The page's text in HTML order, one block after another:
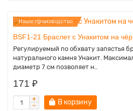
Наше производство
BSF1-21 Браслет с Унакитом на
Регулируемый по обхвату запястья
натурального камня Унакит.
диаметр 7 см позволяет н..
171 ₽
В корзину